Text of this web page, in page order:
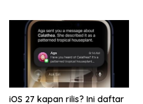
iOS 27 kapan rilis? Ini daftar